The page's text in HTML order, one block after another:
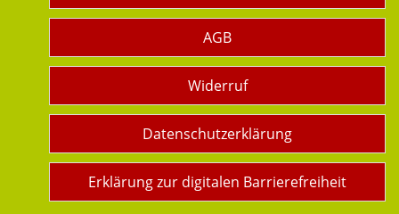
AGB
Widerruf
Datenschutzerklärung
Erklärung zur digitalen Barrierefreiheit